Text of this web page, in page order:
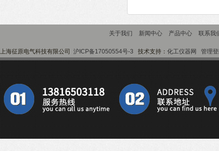
关于我们 新闻中心 产品中心 联系我
上海征原电气科技有限公司 沪ICP备17050554号-3 技术支持： 化工仪器网 管理